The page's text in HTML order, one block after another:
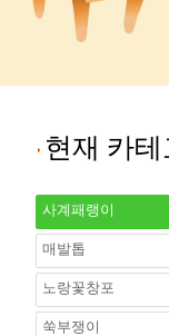
현재 카테
사계패랭이
매발톱
노랑꽃창포
쑥부쟁이